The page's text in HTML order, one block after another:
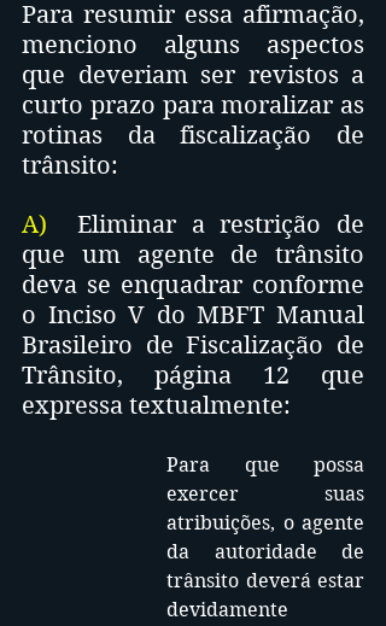
Para resumir essa afirmação,
menciono alguns aspectos
que deveriam ser revistos a
curto prazo para moralizar as
rotinas da fiscalização de
trânsito:
A)
Eliminar a restrição de
que um agente de trânsito
deva se enquadrar conforme
o Inciso V do MBFT Manual
Brasileiro de Fiscalização de
Trânsito, página 12 que
expressa textualmente:
Para que possa
exercer suas
atribuições, o agente
da autoridade de
trânsito deverá estar
devidamente